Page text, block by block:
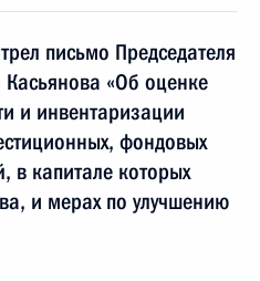
письмо Председателя
«Об оценке
и инвентаризации
фондовых
в капитале которых
и мерах по улучшению